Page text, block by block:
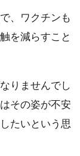
、ワクチンも
を減らすこと
りませんでし
その姿が不安
たいという思